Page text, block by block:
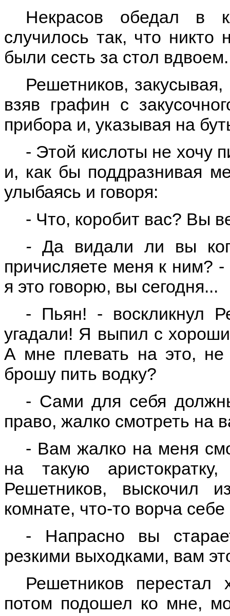
Некрасов обедал в
случилось так, что
были сесть за стол вдвоем.
Решетников,
взяв графин с
прибора и, указывая на
- Этой кислоты не хочу
и, как бы поддразнивая
улыбаясь и говоря:
- Что, коробит вас? Вы
- Да видали ли вы
причисляете меня к ним?
я это говорю, вы сегодня...
- Пьян! - воскликнул
угадали! Я выпил с
А мне плевать на это,
брошу пить водку?
- Сами для себя
право, жалко смотреть на
- Вам жалко на меня
на такую
Решетников, выскочил
комнате, что-то ворча
- Напрасно вы
резкими выходками, вам
Решетников перестал
потом подошел ко мне,